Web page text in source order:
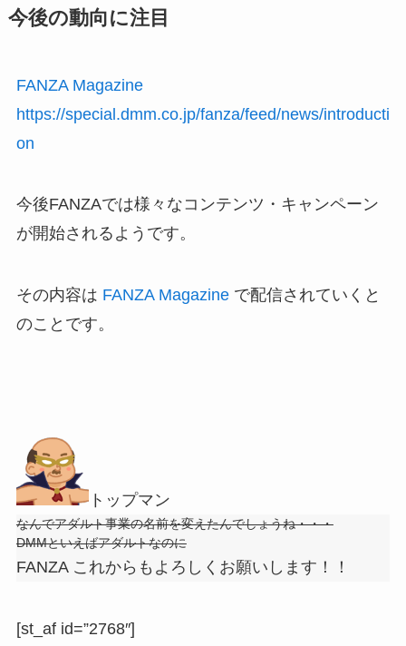
今後の動向に注目
FANZA Magazine
https://special.dmm.co.jp/fanza/feed/news/introducti
on
今後FANZAでは様々なコンテンツ・キャンペーン
が開始されるようです。
その内容は FANZA Magazineで配信されていくと
のことです。
トップマン
なんでアダルト事業の名前を変えたんでしょうね・・・
DMMといえばアダルトなのに
FANZA これからもよろしくお願いします！！
[st_af id=”2768″]